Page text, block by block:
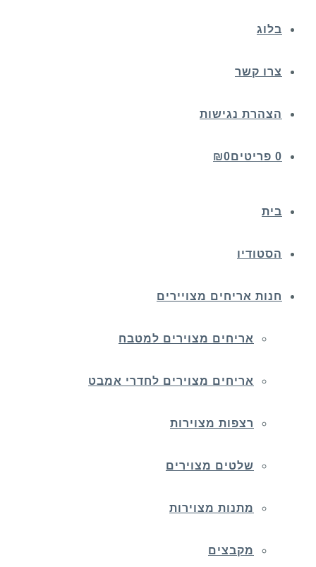
בלוג
צרו קשר
הצהרת נגישות
0 פריטים ₪0
בית
הסטודיו
חנות אריחים מצויירים
אריחים מצוירים למטבח
אריחים מצוירים לחדרי אמבט
רצפות מצוירות
שלטים מצוירים
מתנות מצוירות
מקבצים